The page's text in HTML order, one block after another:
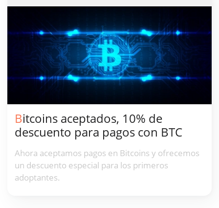
Bitcoins aceptados, 10% de
descuento para pagos con BTC
Ahora aceptamos pagos en Bitcoins y ofrecemos
un descuento especial para los primeros
adoptantes.